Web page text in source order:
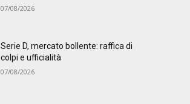
07/08/2026
Serie D, mercato bollente: raffica di
colpi e ufficialità
07/08/2026